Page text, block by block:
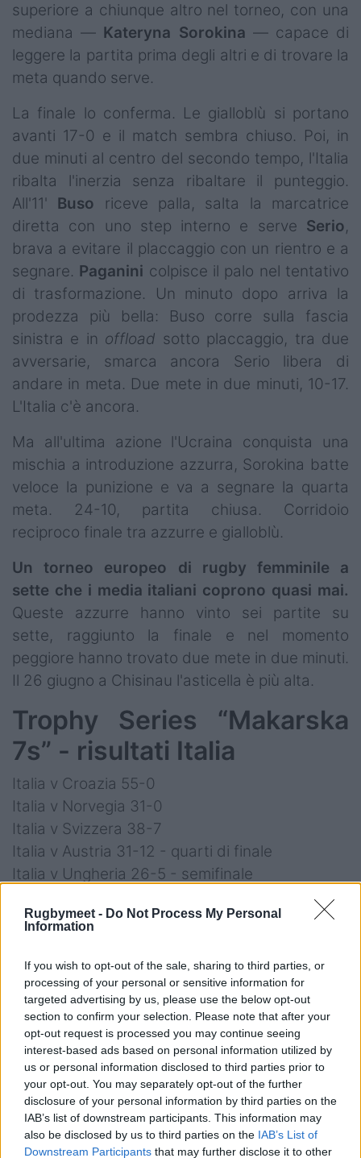
Rugbymeet - Do Not Process My Personal
Information
If you wish to opt-out of the sale, sharing to third parties, or
processing of your personal or sensitive information for
targeted advertising by us, please use the below opt-out
section to confirm your selection. Please note that after your
opt-out request is processed you may continue seeing
interest-based ads based on personal information utilized by
us or personal information disclosed to third parties prior to
your opt-out. You may separately opt-out of the further
disclosure of your personal information by third parties on the
IAB’s list of downstream participants. This information may
also be disclosed by us to third parties on the IAB’s List of
Downstream Participants that may further disclose it to other
superiore a chiunque altro nel torneo, con una
mediana — Kateryna Sorokina — capace di
leggere la partita prima degli altri e di trovare la
meta quando serve.
La finale lo conferma. Le gialloblù si portano
avanti 17-0 e il match sembra chiuso. Poi, in
due minuti al centro del secondo tempo, l'Italia
ribalta l'inerzia senza ribaltare il punteggio.
All'11' Buso riceve palla, salta la marcatrice
diretta con uno step interno e serve Serio,
brava a evitare il placcaggio con un rientro e a
segnare. Paganini colpisce il palo nel tentativo
di trasformazione. Un minuto dopo arriva la
prodezza più bella: Buso corre sulla fascia
sinistra e in offload sotto placcaggio, tra due
avversarie, smarca ancora Serio libera di
andare in meta. Due mete in due minuti, 10-17.
L'Italia c'è ancora.
Ma all'ultima azione l'Ucraina conquista una
mischia a introduzione azzurra, Sorokina batte
veloce la punizione e va a segnare la quarta
meta. 24-10, partita chiusa. Corridoio
reciproco finale tra azzurre e gialloblù.
Un torneo europeo di rugby femminile a
sette che i media italiani coprono quasi mai.
Queste azzurre hanno vinto sei partite su
sette, raggiunto la finale e nel momento
peggiore hanno trovato due mete in due minuti.
Il 26 giugno a Chisinau l'asticella è più alta.
Trophy Series “Makarska
7s” - risultati Italia
Italia v Croazia 55-0
Italia v Norvegia 31-0
Italia v Svizzera 38-7
Italia v Austria 31-12 - quarti di finale
Italia v Ungheria 26-5 - semifinale
@rhynosmm
Femminile Italiano